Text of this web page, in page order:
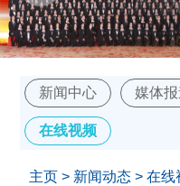
新闻中心 媒体
在线视频
主页 > 新闻动态 >在线